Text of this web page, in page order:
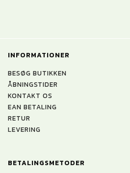
INFORMATIONER
BESØG BUTIKKEN
ÅBNINGSTIDER
KONTAKT OS
EAN BETALING
RETUR
LEVERING
BETALINGSMETODER